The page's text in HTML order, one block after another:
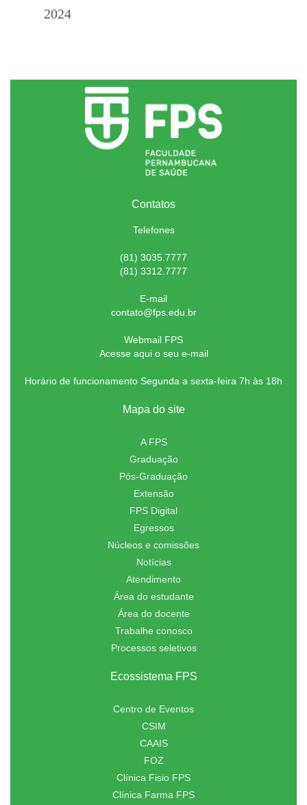
2024
Contatos
Telefones
(81) 3035.7777
(81) 3312.7777
E-mail
contato@fps.edu.br
Webmail FPS
Acesse aqui o seu e-mail
Horário de funcionamento Segunda a sexta-feira 7h às 18h
Mapa do site
A FPS
Graduação
Pós-Graduação
Extensão
FPS Digital
Egressos
Núcleos e comissões
Notícias
Atendimento
Área do estudante
Área do docente
Trabalhe conosco
Processos seletivos
Ecossistema FPS
Centro de Eventos
CSIM
CAAIS
FOZ
Clínica Fisio FPS
Clínica Farma FPS